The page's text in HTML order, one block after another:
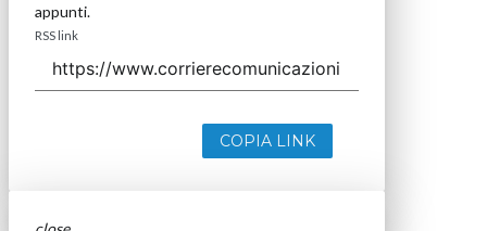
appunti.
RSS link
COPIA LINK